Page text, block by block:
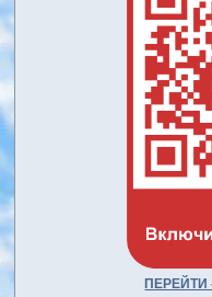
ПЕРЕЙТИ